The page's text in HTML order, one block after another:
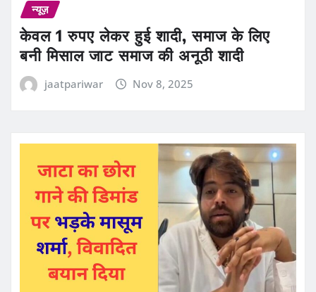
न्यूज़
केवल 1 रुपए लेकर हुई शादी, समाज के लिए
बनी मिसाल जाट समाज की अनूठी शादी
jaatpariwar Nov 8, 2025